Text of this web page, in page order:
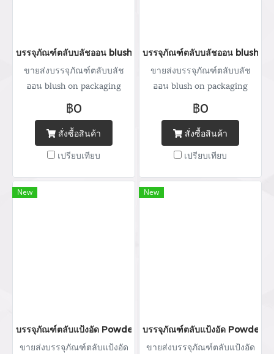
บรรจุภัณฑ์ตลับบลัชออน blush on packaging ร้านขายบรรจุภัณฑ์
ขายส่งบรรจุภัณฑ์ตลับบลัช
ออน blush on packaging
จำหน่ายบรรจุภัณฑ์เครื่อง
สำอางทุกประเภท บริการ
ออกแบบ ผลิตกล่อง สกรีนโลโก้
พิมพ์แบรนด์ Tel : (+66) 020
462 506-112 Mobile: 083 828
9246 Email:
marketing@packingroom.com/
฿0
สั่งซื้อสินค้า
เปรียบเทียบ
บรรจุภัณฑ์ตลับบลัชออน blush on
ขายส่งบรรจุภัณฑ์ตลับบลัช
ออน blush on packaging
จำหน่ายบรรจุภัณฑ์เครื่อง
สำอางทุกประเภท บริการ
ออกแบบ ผลิตกล่อง สกรีนโลโก้
พิมพ์แบรนด์ Tel : (+66) 020
462 506-112 Mobile: 083 828
9246 Email:
marketing@packingroom.com/
฿0
สั่งซื้อสินค้า
เปรียบเทียบ
New
บรรจุภัณฑ์ตลับแป้งอัด Powder packaging / powder case ตลับแ
ขายส่งบรรจุภัณฑ์ตลับแป้งอัด
New
บรรจุภัณฑ์ตลับแป้งอัด Powder
ขายส่งบรรจุภัณฑ์ตลับแป้งอัด